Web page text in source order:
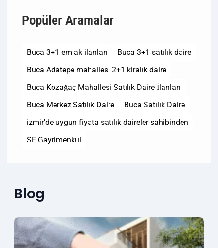
Popüler Aramalar
Buca 3+1 emlak ilanları
Buca 3+1 satılık daire
Buca Adatepe mahallesi 2+1 kiralık daire
Buca Kozağaç Mahallesi Satılık Daire İlanları
Buca Merkez Satılık Daire
Buca Satılık Daire
izmir'de uygun fiyata satılık daireler sahibinden
SF Gayrimenkul
Blog